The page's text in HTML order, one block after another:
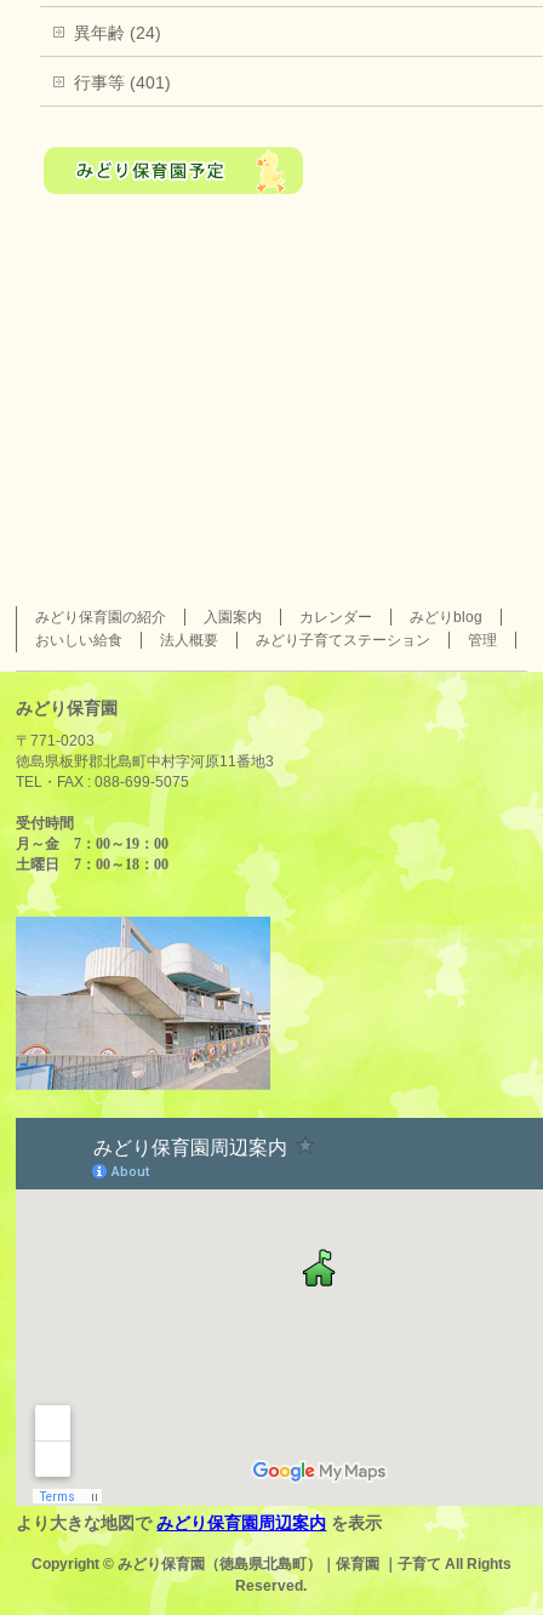
異年齢 (24)
行事等 (401)
みどり保育園の紹介 入園案内 カレンダー
みどりblog
おいしい給食
法人概要 みどり子育てステーション 管理
みどり保育園
〒771-0203
徳島県板野郡北島町中村字河原11番地3
TEL・FAX :088-699-5075
受付時間
月～金 7：00～19：00
土曜日 7：00～18：00
より大きな地図でみどり保育園周辺案内 を表示
Copyright © みどり保育園（徳島県北島町）｜保育園 ｜子育て All Rights
Reserved.